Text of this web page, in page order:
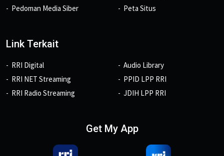
Pedoman Media Siber
Peta Situs
Link Terkait
RRI Digital
RRI NET Streaming
RRI Radio Streaming
Audio Library
PPID LPP RRI
JDIH LPP RRI
Get My App